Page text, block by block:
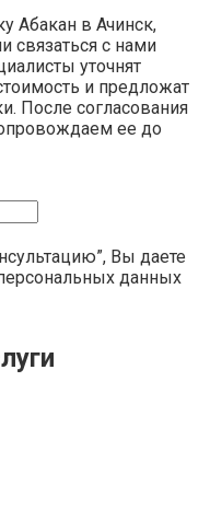
Абакан в Ачинск,
связаться с нами
уточнят
и предложат
После согласования
ее до
Вы даете
данных